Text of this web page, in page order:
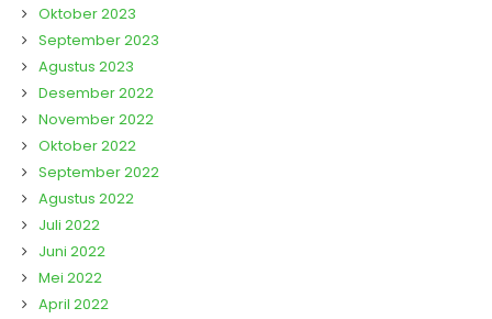
Oktober 2023
September 2023
Agustus 2023
Desember 2022
November 2022
Oktober 2022
September 2022
Agustus 2022
Juli 2022
Juni 2022
Mei 2022
April 2022